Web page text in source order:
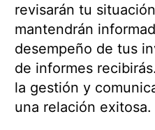
revisarán tu
mantendrán
desempeño de tus
de informes
la gestión y
una relación exitosa.